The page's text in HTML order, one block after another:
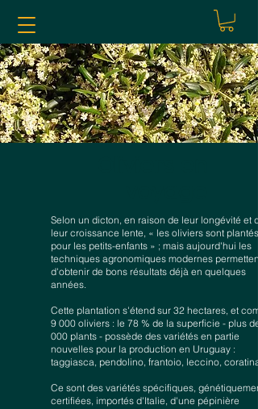
Selon un dicton, en raison de leur longévité et
leur croissance lente, « les oliviers sont plantés
pour les petits-enfants » ; mais aujourd'hui les
techniques agronomiques modernes permettent
d'obtenir de bons résultats déjà en quelques
années.
Cette plantation s'étend sur 32 hectares, et
9 000 oliviers : le 78 % de la superficie - plus de
000 plants - possède des variétés en partie
nouvelles pour la production en Uruguay :
taggiasca, pendolino, frantoio, leccino, coratina.
Ce sont des variétés spécifiques, génétiquement
certifiées, importés d'Italie, d'une pépinière